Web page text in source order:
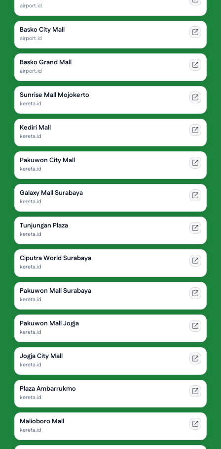
airport.id
Basko City Mall
airport.id
Basko Grand Mall
airport.id
Sunrise Mall Mojokerto
kereta.id
Kediri Mall
kereta.id
Pakuwon City Mall
kereta.id
Galaxy Mall Surabaya
kereta.id
Tunjungan Plaza
kereta.id
Ciputra World Surabaya
kereta.id
Pakuwon Mall Surabaya
kereta.id
Pakuwon Mall Jogja
kereta.id
Jogja City Mall
kereta.id
Plaza Ambarrukmo
kereta.id
Malioboro Mall
kereta.id